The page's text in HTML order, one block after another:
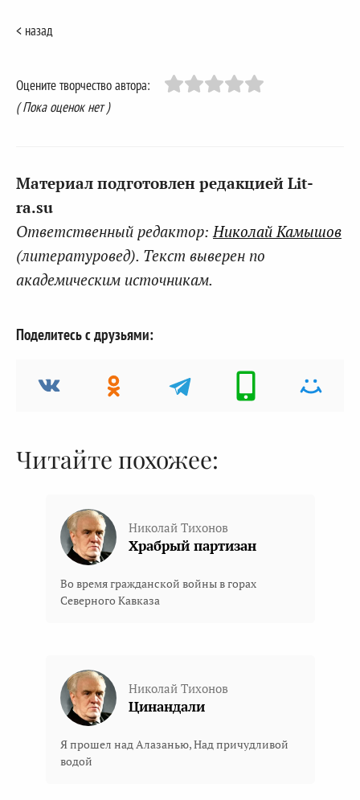
< назад
Оцените творчество автора:
( Пока оценок нет )
Материал подготовлен редакцией Lit-
ra.su
Ответственный редактор: Николай Камышов
(литературовед). Текст выверен по
академическим источникам.
Поделитесь с друзьями:
Читайте похожее:
Николай Тихонов
Храбрый партизан
Во время гражданской войны в горах
Северного Кавказа
Николай Тихонов
Цинандали
Я прошел над Алазанью, Над причудливой
водой